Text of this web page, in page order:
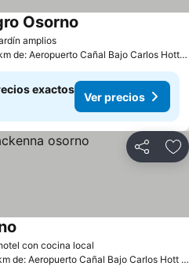
amplios
Osorno
a 3.1 km de: Aeropuerto Cañal Bajo Carlos Hott Siebert
exactos
Ver precios
Compartir
con cocina local
a 5.4 km de: Aeropuerto Cañal Bajo Carlos Hott Siebert